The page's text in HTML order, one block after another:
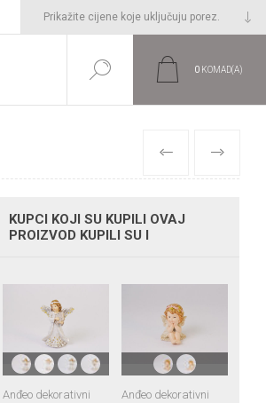
0 KOMAD(A)
PRETHODNI
SLIJEDEĆI
KUPCI KOJI SU KUPILI OVAJ
PROIZVOD KUPILI SU I
Anđeo dekorativni
Anđeo dekorativni